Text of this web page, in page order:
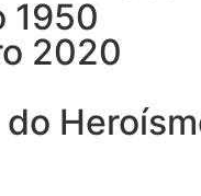
1950
2020